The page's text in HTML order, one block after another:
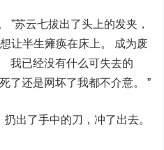
”苏云七拔出了头上的发夹，
让半生瘫痪在床上。 成为废
我已经没有什么可失去的
了还是网坏了我都不介意。 ”
出了手中的刀，冲了出去。